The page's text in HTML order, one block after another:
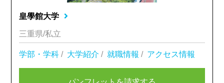
皇學館大学
三重県/私立
学部・学科 / 大学紹介 / 就職情報 / アクセス情報